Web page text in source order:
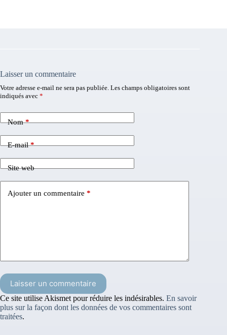
Laisser un commentaire
Votre adresse e-mail ne sera pas publiée. Les champs obligatoires sont
indiqués avec *
Nom*
E-mail*
Site web
Ajouter un commentaire *
Laisser un commentaire
Ce site utilise Akismet pour réduire les indésirables. En savoir
plus sur la façon dont les données de vos commentaires sont
traitées.